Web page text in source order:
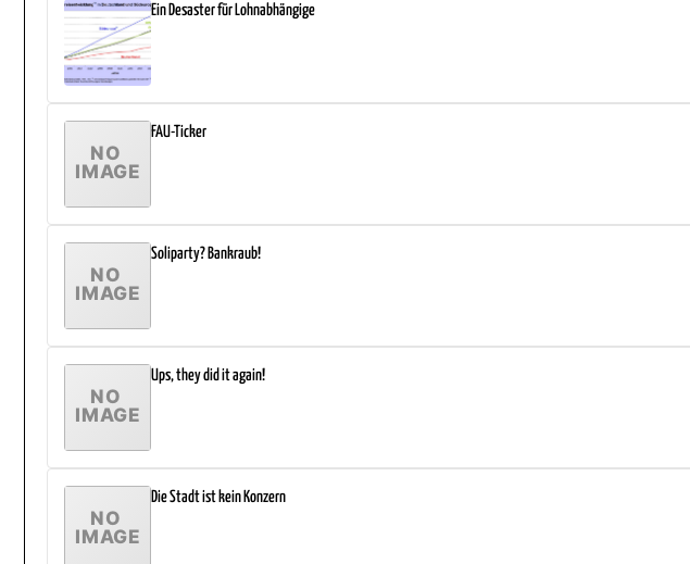
Ein Desaster für Lohnabhängige
FAU-Ticker
Soliparty? Bankraub!
Ups, they did it again!
Die Stadt ist kein Konzern